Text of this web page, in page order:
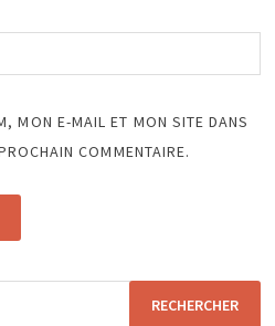
MON E-MAIL ET MON SITE DANS
COMMENTAIRE.